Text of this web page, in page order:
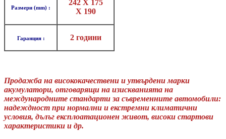
Размери (mm) :
242 X 175
X 190
Гаранция : 2 години
Продажба на висококачествени и утвърдени марки
акумулатори, отговарящи на изискванията на
международните стандарти за съвременните автомобили:
надеждност при нормални и екстремни климатични
условия, дълъг експлоатационен живот, високи стартови
характеристики и др.